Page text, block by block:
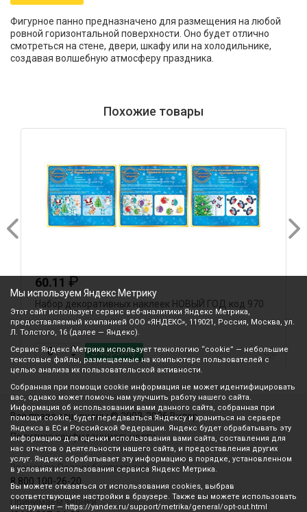
Фигурное панно предназначено для размещения на любой
ровной горизонтальной поверхности. Оно будет отлично
смотреться на стене, двери, шкафу или на холодильнике,
создавая волшебную атмосферу праздника.
Похожие товары
60.11 ₽
Набор декоративных наклеек НОВЫЙ ГОД код 970
В корзину
Все права защищены © 2003-2026 Вилор
Политика конфиденциальности
Звонок по России бесплатный
8 800 100-26-20
Принимаем звонки
Мы используем Яндекс Метрику
Этот сайт использует сервис веб-аналитики Яндекс Метрика,
предоставляемый компанией ООО «ЯНДЕКС», 119021, Россия, Москва, ул.
Л. Толстого, 16 (далее — Яндекс).
Сервис Яндекс Метрика использует технологию “cookie” — небольшие
текстовые файлы, размещаемые на компьютере пользователей с
целью анализа их пользовательской активности.
Собранная при помощи cookie информация не может идентифицировать
вас, однако может помочь нам улучшить работу нашего сайта.
Информация об использовании вами данного сайта, собранная при
помощи cookie, будет передаваться Яндексу и храниться на сервере
Яндекса в ЕС и Российской Федерации. Яндекс будет обрабатывать эту
информацию для оценки использования вами сайта, составления для
нас отчетов о деятельности нашего сайта, и предоставления других
услуг. Яндекс обрабатывает эту информацию в порядке, установленном
в условиях использования сервиса Яндекс Метрика.
Вы можете отказаться от использования cookies, выбрав
соответствующие настройки в браузере. Также вы можете использовать
инструмент — https://yandex.ru/support/metrika/general/opt-out.html